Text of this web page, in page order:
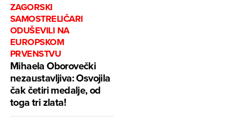
ZAGORSKI
SAMOSTRELIČARI
ODUŠEVILI NA
EUROPSKOM
PRVENSTVU
Mihaela Oborovečki
nezaustavljiva: Osvojila
čak četiri medalje, od
toga tri zlata!